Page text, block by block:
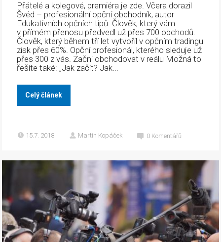
Přátelé a kolegové, premiéra je zde. Včera dorazil
Švéd – profesionální opční obchodník, autor
Edukativních opčních tipů. Člověk, který vám
v přímém přenosu předvedl už přes 700 obchodů.
Člověk, který během tří let vytvořil v opčním tradingu
zisk přes 60%. Opční profesionál, kterého sleduje už
přes 300 z vás. Začni obchodovat v reálu Možná to
řešíte také: „Jak začít? Jak...
Celý článek
15.7. 2018 Martin Kopáček 0 Komentářů